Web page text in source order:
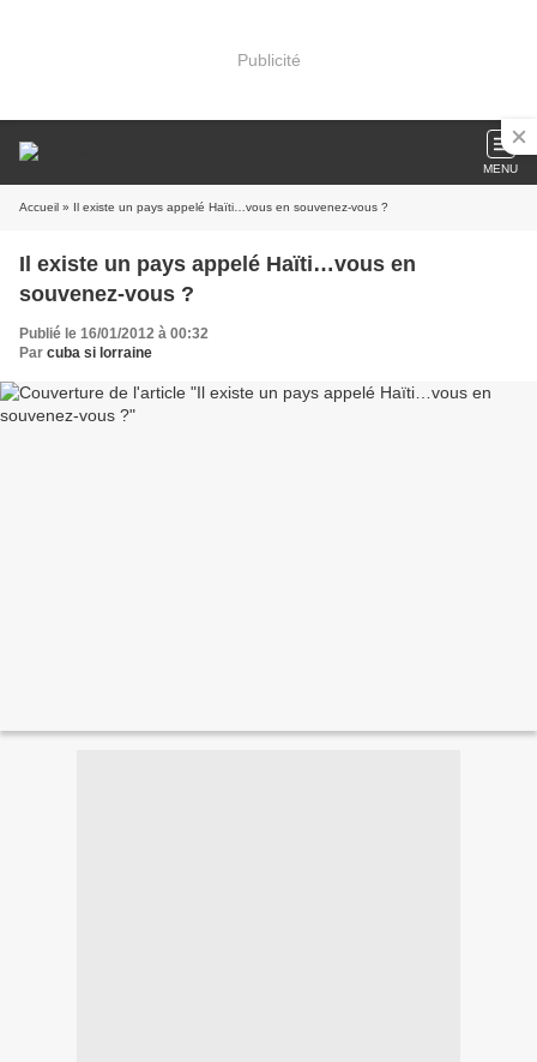
Publicité
MENU
Accueil » Il existe un pays appelé Haïti…vous en souvenez-vous ?
Il existe un pays appelé Haïti…vous en
souvenez-vous ?
Publié le 16/01/2012 à 00:32
Par cuba si lorraine